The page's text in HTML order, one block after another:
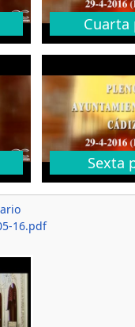
Cuarta
Sexta
16.pdf